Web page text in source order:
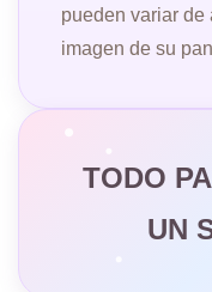
pueden variar
imagen de su
TODO
UN